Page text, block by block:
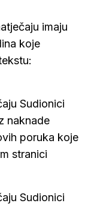
imaju
koje
Sudionici
naknade
poruka koje
stranici
Sudionici